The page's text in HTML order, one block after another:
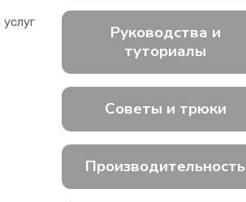
Руководства и
туториалы
Советы и трюки
Производительность